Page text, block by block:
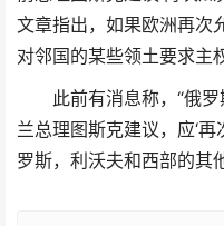
文章指出，如果欧洲再次
对邻国的某些领土要求主
此前有消息称，“俄罗
兰总理图斯克建议，应‘
罗斯，利沃夫和西部的其